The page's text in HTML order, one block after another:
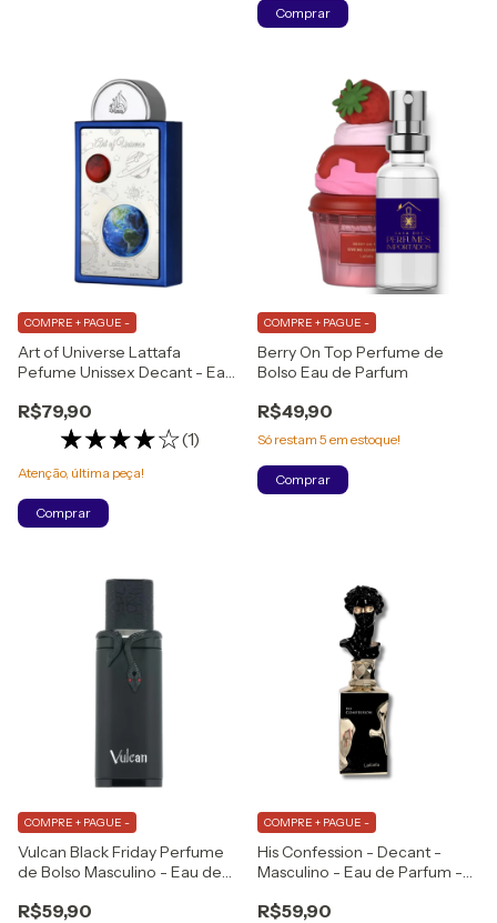
Comprar
Art of Universe Lattafa
Pefume Unissex Decant - Eau
R$79,90
(1)
COMPRE + PAGUE -
Atenção, última peça!
Comprar
Berry On Top Perfume de
Bolso Eau de Parfum
R$49,90
COMPRE + PAGUE -
Só restam 5 em estoque!
Comprar
Vulcan Black Friday Perfume
de Bolso Masculino - Eau de
R$59,90
COMPRE + PAGUE -
His Confession - Decant -
Masculino - Eau de Parfum -
R$59,90
COMPRE + PAGUE -